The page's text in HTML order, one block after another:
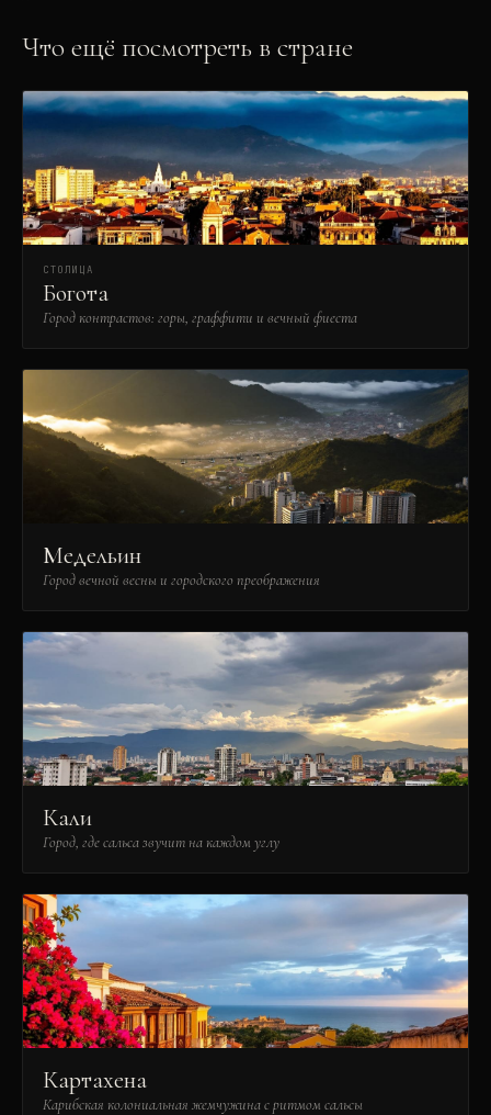
Что ещё посмотреть в стране
СТОЛИЦА
Богота
Город контрастов: горы, граффити и вечный фиеста
Медельин
Город вечной весны и городского преображения
Кали
Город, где сальса звучит на каждом углу
Картахена
Карибская колониальная жемчужина с ритмом сальсы